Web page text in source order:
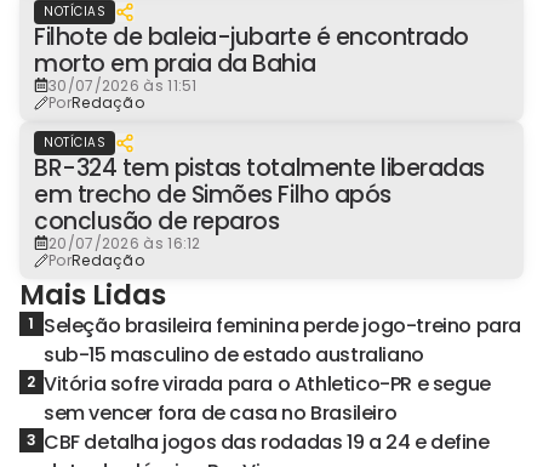
NOTÍCIAS
Filhote de baleia-jubarte é encontrado
morto em praia da Bahia
30/07/2026 às 11:51
PorRedação
NOTÍCIAS
BR-324 tem pistas totalmente liberadas
em trecho de Simões Filho após
conclusão de reparos
20/07/2026 às 16:12
PorRedação
Mais Lidas
1 Seleção brasileira feminina perde jogo-treino para
sub-15 masculino de estado australiano
2 Vitória sofre virada para o Athletico-PR e segue
sem vencer fora de casa no Brasileiro
3 CBF detalha jogos das rodadas 19 a 24 e define